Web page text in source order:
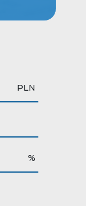
PLN
%